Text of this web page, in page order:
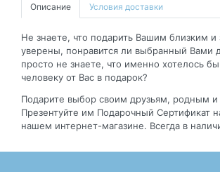
Описание Условия доставки
Не знаете, что подарить Вашим близким
уверены, понравится ли выбранный Вами
просто не знаете, что именно хотелось
человеку от Вас в подарок?
Подарите выбор своим друзьям, родным и
Презентуйте им Подарочный Сертификат
нашем интернет-магазине. Всегда в